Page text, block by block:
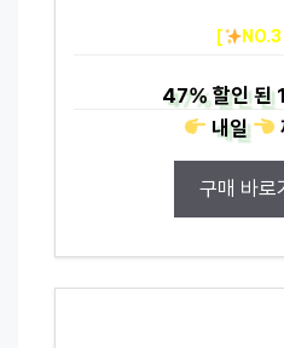
[ NO.3
47%할인 된
내일
구매 바로